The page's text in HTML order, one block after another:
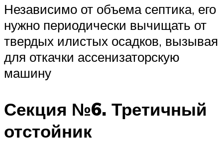
Независимо от объема септика, его
нужно периодически вычищать от
твердых илистых осадков, вызывая
для откачки ассенизаторскую
машину
Секция №6. Третичный
отстойник